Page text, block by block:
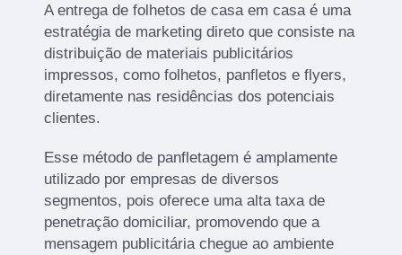
A entrega de folhetos de casa em casa é uma
estratégia de marketing direto que consiste na
distribuição de materiais publicitários
impressos, como folhetos, panfletos e flyers,
diretamente nas residências dos potenciais
clientes.
Esse método de panfletagem é amplamente
utilizado por empresas de diversos
segmentos, pois oferece uma alta taxa de
penetração domiciliar, promovendo que a
mensagem publicitária chegue ao ambiente